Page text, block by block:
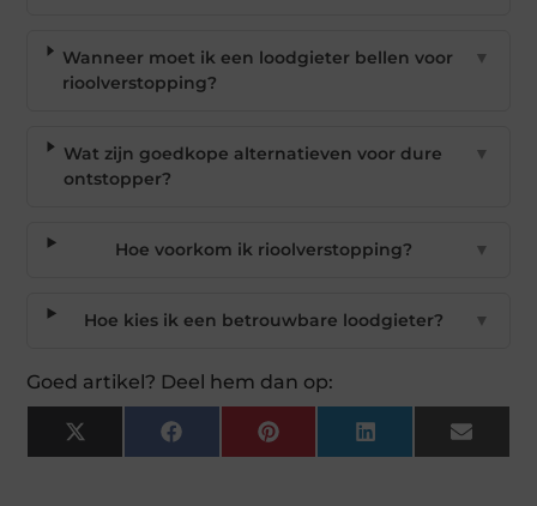
Wanneer moet ik een loodgieter bellen voor
rioolverstopping?
▼
Wat zijn goedkope alternatieven voor dure
ontstopper?
▼
Hoe voorkom ik rioolverstopping? ▼
Hoe kies ik een betrouwbare loodgieter? ▼
Goed artikel? Deel hem dan op:
X
(Twitter)
Facebook Pinterest LinkedIn Email